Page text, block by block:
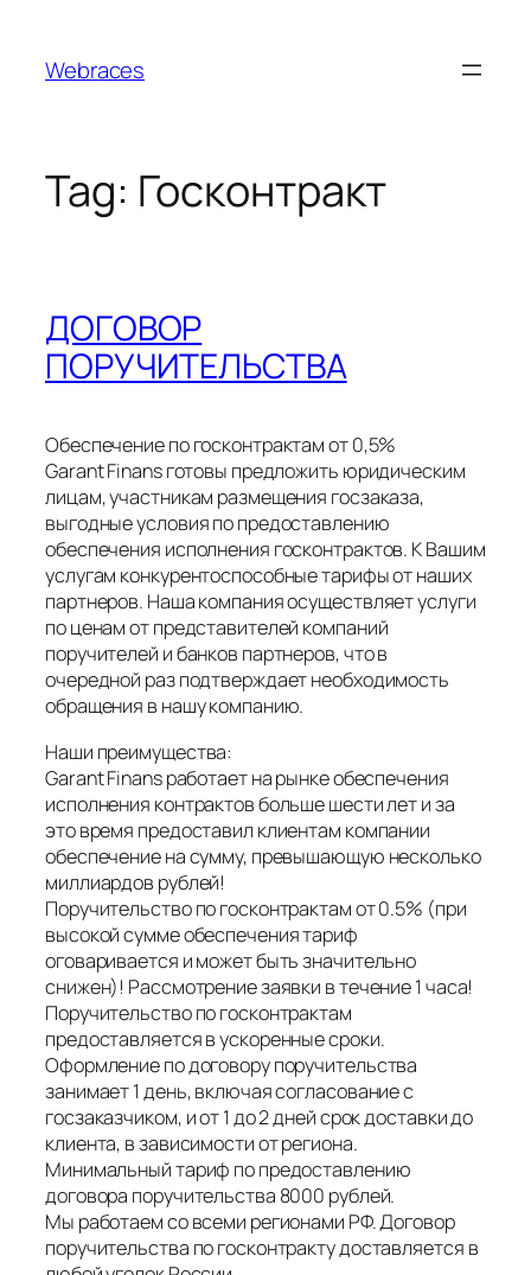
content
Webraces
Tag: Госконтракт
ДОГОВОР
ПОРУЧИТЕЛЬСТВА
Обеспечение по госконтрактам от 0,5%
Garant Finans готовы предложить юридическим
лицам, участникам размещения госзаказа,
выгодные условия по предоставлению
обеспечения исполнения госконтрактов. К Вашим
услугам конкурентоспособные тарифы от наших
партнеров. Наша компания осуществляет услуги
по ценам от представителей компаний
поручителей и банков партнеров, что в
очередной раз подтверждает необходимость
обращения в нашу компанию.
Наши преимущества:
Garant Finans работает на рынке обеспечения
исполнения контрактов больше шести лет и за
это время предоставил клиентам компании
обеспечение на сумму, превышающую несколько
миллиардов рублей!
Поручительство по госконтрактам от 0.5% (при
высокой сумме обеспечения тариф
оговаривается и может быть значительно
снижен)! Рассмотрение заявки в течение 1 часа!
Поручительство по госконтрактам
предоставляется в ускоренные сроки.
Оформление по договору поручительства
занимает 1 день, включая согласование с
госзаказчиком, и от 1 до 2 дней срок доставки до
клиента, в зависимости от региона.
Минимальный тариф по предоставлению
договора поручительства 8000 рублей.
Мы работаем со всеми регионами РФ. Договор
поручительства по госконтракту доставляется в